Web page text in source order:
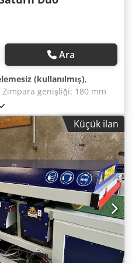
Fabrika çıkış fiyatı talep
garanti verilmez!)
Ara
(kullanılmış),
Zımpara genişliği: 180 mm
150 mm MAWEG Robert
çift bantlı, son işlem
Çift taraflı, üstten ve
salınımı Pnömatik bant
aracılığıyla ilerleme,
ayarlanabilir, V = 5-
ayarı, makinenin girişinde,
önceden belirlenebilir
üst kısmının motorlu
ayar 1/10 mm göstergeli
sayaçlı dijital kalınlık
kalınlığının aşılması
iş parçası üfleme
Küçük ilan